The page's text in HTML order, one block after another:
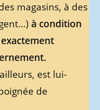
magasins, à des
à condition
est lui-
de